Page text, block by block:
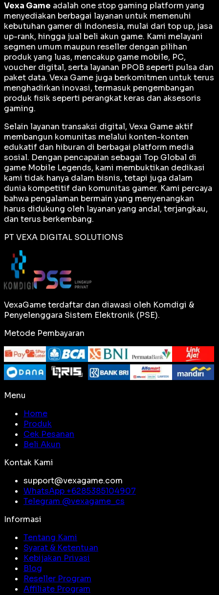
Vexa Game adalah one stop gaming platform yang
menyediakan berbagai layanan untuk memenuhi
kebutuhan gamer di Indonesia, mulai dari top up, jasa
up-rank, hingga jual beli akun game. Kami melayani
segmen umum maupun reseller dengan pilihan
produk yang luas, mencakup game mobile, PC,
voucher digital, serta layanan PPOB seperti pulsa dan
paket data. Vexa Game juga berkomitmen untuk terus
menghadirkan inovasi, termasuk pengembangan
produk fisik seperti perangkat keras dan aksesoris
gaming.
Selain layanan transaksi digital, Vexa Game aktif
membangun komunitas melalui konten-konten
edukatif dan hiburan di berbagai platform media
sosial. Dengan pencapaian sebagai Top Global di
game Mobile Legends, kami membuktikan dedikasi
kami tidak hanya dalam bisnis, tetapi juga dalam
dunia kompetitif dan komunitas gamer. Kami percaya
bahwa pengalaman bermain yang menyenangkan
harus didukung oleh layanan yang andal, terjangkau,
dan terus berkembang.
PT VEXA DIGITAL SOLUTIONS
VexaGame terdaftar dan diawasi oleh Komdigi &
Penyelenggara Sistem Elektronik (PSE).
Metode Pembayaran
Menu
Home
Produk
Cek Pesanan
Beli Akun
Kontak Kami
support@vexagame.com
WhatsApp +6285385104907
Telegram @vexagame_cs
Informasi
Tentang Kami
Syarat & Ketentuan
Kebijakan Privasi
Blog
Reseller Program
Affiliate Program